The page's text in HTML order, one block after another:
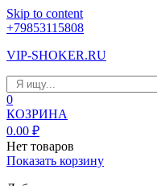
Skip to content
+79853115808
VIP-SHOKER.RU
0
КОЗРИНА
0.00 ₽
Нет товаров
Показать корзину